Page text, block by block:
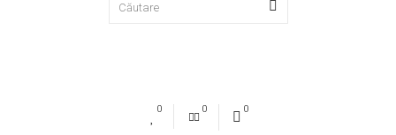
0 0 0